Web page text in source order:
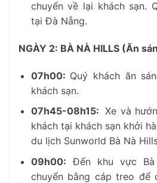
chuyển về lại khách sạn.
tại Đà Nẵng.
NGÀY 2: BÀ NÀ HILLS (Ăn
07h00: Quý khách ăn
khách sạn.
07h45-08h15:Xe và
khách tại khách sạn khởi
du lịch Sunworld Bà Nà
09h00: Đến khu vực
chuyển bằng cáp treo để